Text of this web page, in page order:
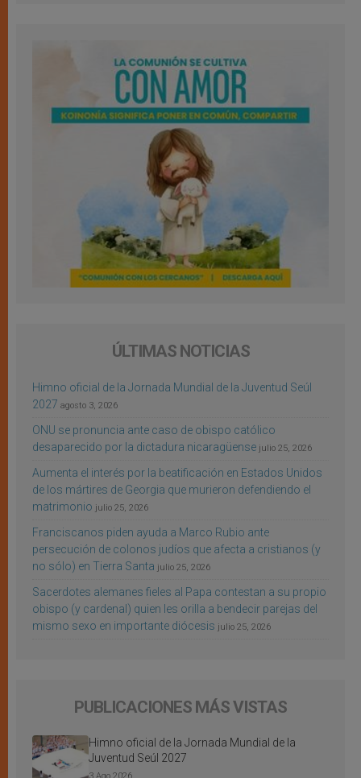
ÚLTIMAS NOTICIAS
Himno oficial de la Jornada Mundial de la Juventud Seúl
2027 agosto 3, 2026
ONU se pronuncia ante caso de obispo católico
desaparecido por la dictadura nicaragüense julio 25, 2026
Aumenta el interés por la beatificación en Estados Unidos
de los mártires de Georgia que murieron defendiendo el
matrimonio julio 25, 2026
Franciscanos piden ayuda a Marco Rubio ante
persecución de colonos judíos que afecta a cristianos (y
no sólo) en Tierra Santa julio 25, 2026
Sacerdotes alemanes fieles al Papa contestan a su propio
obispo (y cardenal) quien les orilla a bendecir parejas del
mismo sexo en importante diócesis julio 25, 2026
PUBLICACIONES MÁS VISTAS
Himno oficial de la Jornada Mundial de la
Juventud Seúl 2027
3 Ago 2026